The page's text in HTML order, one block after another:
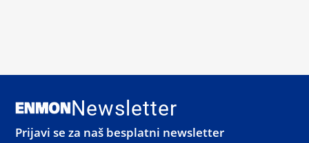
Newsletter
Prijavi se za naš besplatni newsletter